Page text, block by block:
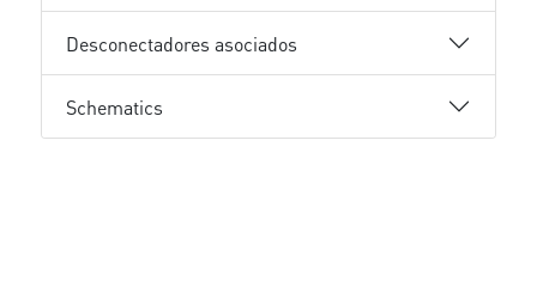
Desconectadores asociados
Schematics